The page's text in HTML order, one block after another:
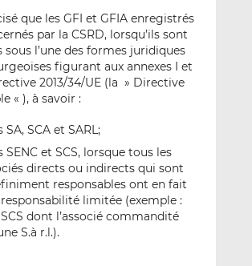
que les GFI et GFIA enregistrés
par la CSRD, lorsqu’ils sont
sous l’une des formes juridiques
figurant aux annexes I et
2013/34/UE (la » Directive
« ), à savoir :
SA, SCA et SARL;
SENC et SCS, lorsque tous les
directs ou indirects qui sont
responsables ont en fait
limitée (exemple :
dont l’associé commandité
S.à r.l.).